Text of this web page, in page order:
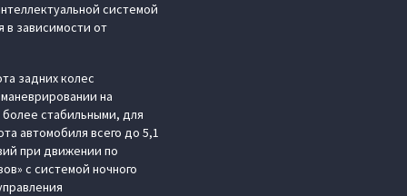
системой
в зависимости от
задних колес
на
стабильными, для
автомобиля всего до 5,1
при движении по
с системой ночного